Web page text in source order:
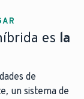
es la
de
un sistema de